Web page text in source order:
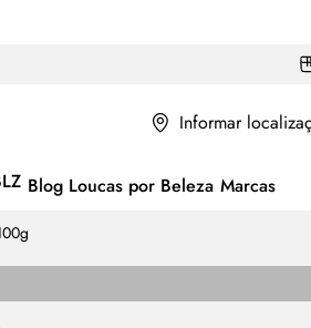
Informar
Blog Loucas por Beleza Marcas